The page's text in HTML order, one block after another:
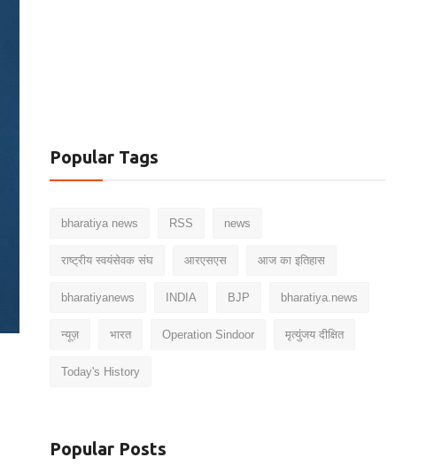
Popular Tags
bharatiya news RSS news
राष्ट्रीय स्वयंसेवक संघ आरएसएस आज का इतिहास
bharatiyanews INDIA BJP bharatiya.news
न्यूज़ भारत Operation Sindoor मृत्युंजय दीक्षित
Today's History
Popular Posts